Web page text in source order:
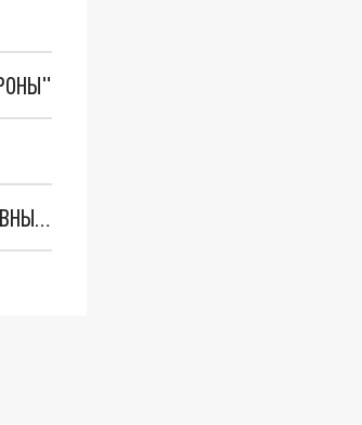
"МЫ ВАС ЗАСТАВИМ": ЖУТКИЕ ДЕТАЛИ ОХОТЫ НА ГЕНЕРАЛА. ЗЕЛЕНСКИЙ ОБЪЯСНИЛ ГЛАВНЫЙ СМЫСЛ ТЕРАКТА В ЦЕНТРЕ МОСКВЫ